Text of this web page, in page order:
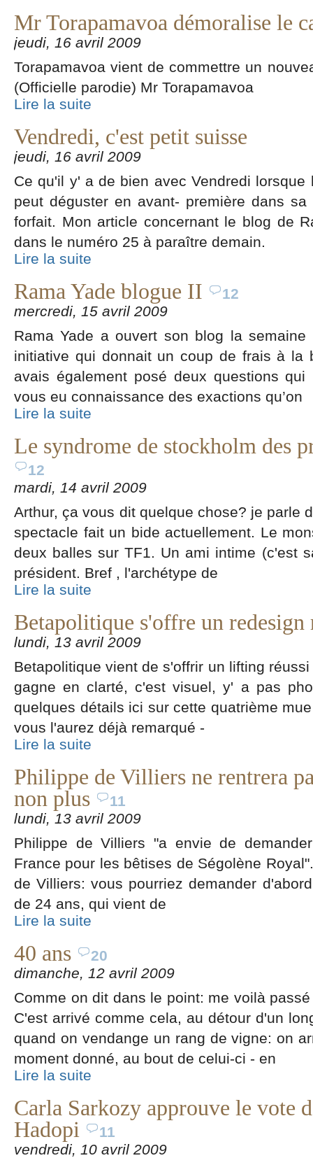
Mr Torapamavoa démoralise le
jeudi, 16 avril 2009
Torapamavoa vient de commettre un
(Officielle parodie) Mr Torapamavoa
Lire la suite
Vendredi, c'est petit suisse
jeudi, 16 avril 2009
Ce qu'il y' a de bien avec Vendredi
peut déguster en avant- première dans
forfait. Mon article concernant le blog de
dans le numéro 25 à paraître demain.
Lire la suite
Rama Yade blogue II
12
mercredi, 15 avril 2009
Rama Yade a ouvert son blog la
initiative qui donnait un coup de frais à la
avais également posé deux questions
vous eu connaissance des exactions qu’on
Lire la suite
Le syndrome de stockholm des
12
mardi, 14 avril 2009
Arthur, ça vous dit quelque chose? je parle
spectacle fait un bide actuellement. Le
deux balles sur TF1. Un ami intime (c'est
président. Bref , l'archétype de
Lire la suite
Betapolitique s'offre un redesign
lundi, 13 avril 2009
Betapolitique vient de s'offrir un lifting
gagne en clarté, c'est visuel, y' a pas
quelques détails ici sur cette quatrième
vous l'aurez déjà remarqué -
Lire la suite
Philippe de Villiers ne rentrera
non plus
11
lundi, 13 avril 2009
Philippe de Villiers "a envie de
France pour les bêtises de Ségolène
de Villiers: vous pourriez demander
de 24 ans, qui vient de
Lire la suite
40 ans
20
dimanche, 12 avril 2009
Comme on dit dans le point: me voilà
C'est arrivé comme cela, au détour d'un
quand on vendange un rang de vigne: on
moment donné, au bout de celui-ci - en
Lire la suite
Carla Sarkozy approuve le vote
Hadopi
11
vendredi, 10 avril 2009